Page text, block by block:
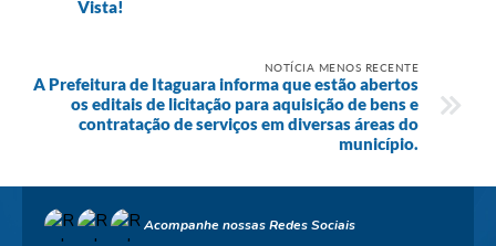
Vista!
NOTÍCIA MENOS RECENTE
A Prefeitura de Itaguara informa que estão abertos
os editais de licitação para aquisição de bens e
contratação de serviços em diversas áreas do
município.
Acompanhe nossas Redes Sociais